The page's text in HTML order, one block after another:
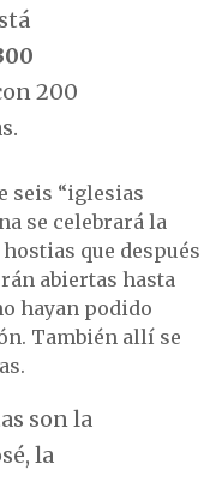
200
seis “iglesias
se celebrará la
que después
abiertas hasta
hayan podido
También allí se
son la
la